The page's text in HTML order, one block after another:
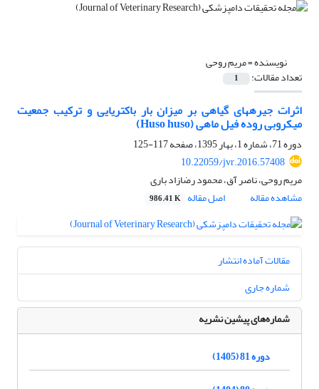
نویسنده =مریم روحی
تعداد مقالات: 1
اثرات جیرههای گیاهی بر میزان بار باکتریایی و ترکیب جمعیت
میکروبی روده فیل ماهی (Huso huso)
دوره 71، شماره 1، بهار 1395، صفحه
117-125
10.22059/jvr.2016.57408
مریم روحی، ناصر آق، محمود رضازاد باری
مشاهده مقاله
اصل مقاله 986.41 K
مقالات آماده انتشار
شماره جاری
شماره‌های پیشین نشریه
دوره 81 (1405)